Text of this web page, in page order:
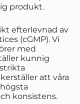
produkt.
efterlevnad av
(cGMP). Vi
med
kunnig
att våra
konsistens.